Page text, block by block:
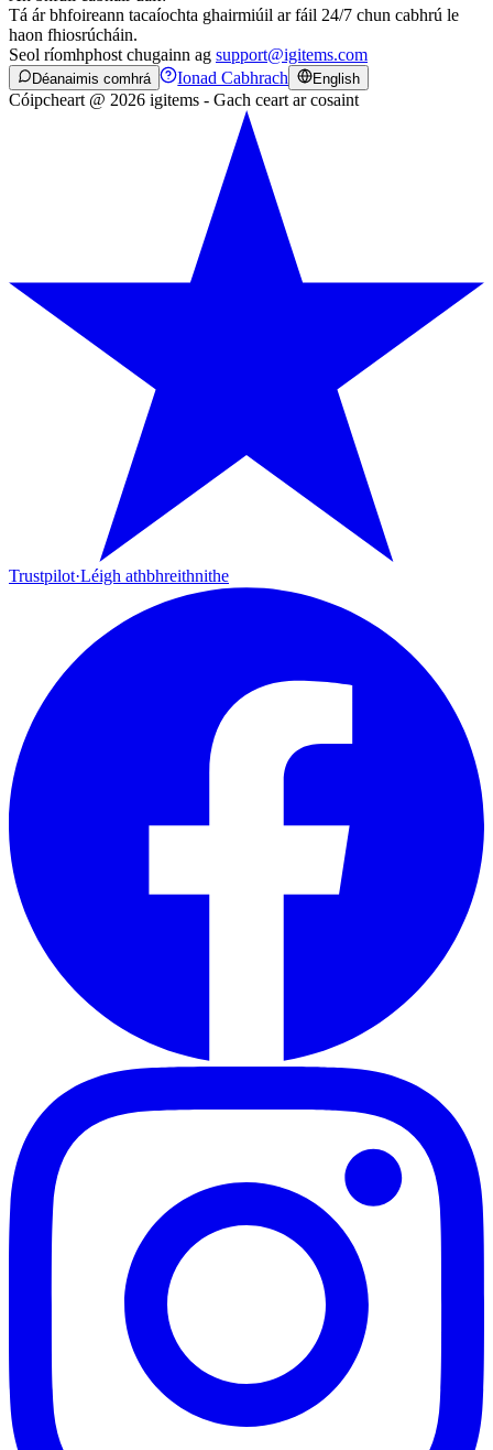
Tá ár bhfoireann tacaíochta ghairmiúil ar fáil 24/7 chun cabhrú le
haon fhiosrúcháin.
Seol ríomhphost chugainn ag support@igitems.com
Déanaimis comhrá Ionad Cabhrach English
Cóipcheart @ 2026 igitems - Gach ceart ar cosaint
Trustpilot·Léigh athbhreithnithe